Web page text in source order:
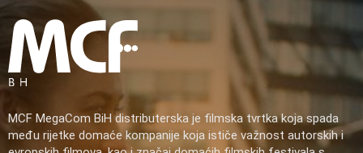
MCF MegaCom BiH distributerska je filmska tvrtka koja spada
među rijetke domaće kompanije koja ističe važnost autorskih i